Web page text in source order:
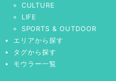
CULTURE
LIFE
SPORTS & OUTDOOR
エリアから探す
タグから探す
モウラー一覧